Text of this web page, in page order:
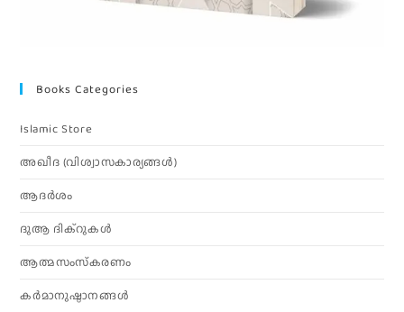
Books Categories
Islamic Store
അഖീദ (വിശ്വാസകാര്യങ്ങള്‍)
ആദര്‍ശം
ദുആ ദിക്റുകൾ
ആത്മസംസ്‌കരണം
കര്‍മാനുഷ്ഠാനങ്ങള്‍